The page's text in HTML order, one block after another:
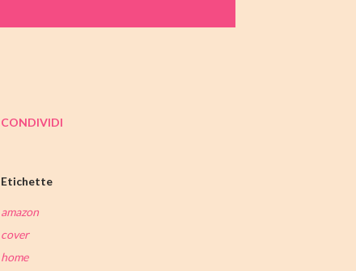
CONDIVIDI
Etichette
amazon
cover
home